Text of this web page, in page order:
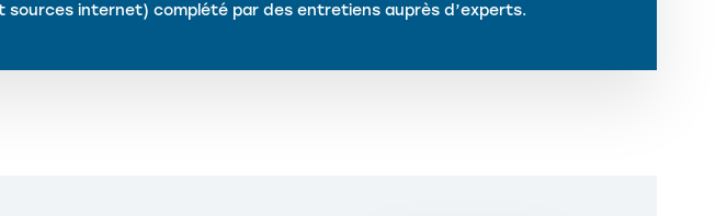
internet) complété par des entretiens auprès d’experts.